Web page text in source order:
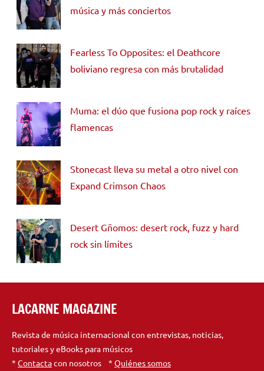
música y más conciertos
Fearless To Opposites: el Deathcore
boliviano regresa con más brutalidad
Muma: el dúo que fusiona pop rock y raíces
flamencas
Stonecast lleva su metal a otro nivel con
Expand Crimson Chaos
Desert Gñomos: desert rock, fuzz y hard
rock sin límites
LACARNE MAGAZINE
Revista de música internacional con entrevistas, noticias,
tutoriales y eBooks para músicos
* Contactacon nosotros * Quiénes somos